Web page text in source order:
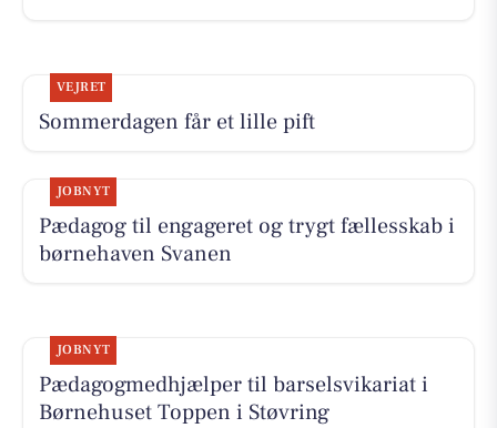
VEJRET
Sommerdagen får et lille pift
JOBNYT
Pædagog til engageret og trygt fællesskab i
børnehaven Svanen
JOBNYT
Pædagogmedhjælper til barselsvikariat i
Børnehuset Toppen i Støvring